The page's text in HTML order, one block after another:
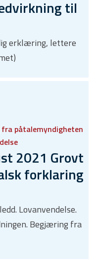
til
erklæring, lettere
påtalemyndigheten
2021 Grovt
forklaring
Lovanvendelse.
Begjæring fra